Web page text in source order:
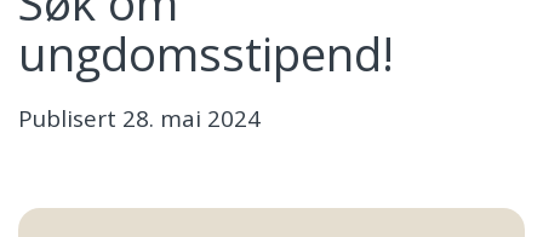
ungdomsstipend!
Publisert 28. mai 2024